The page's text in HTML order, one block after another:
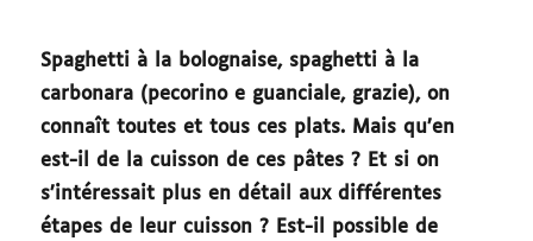
Spaghetti à la bolognaise, spaghetti à la
carbonara (pecorino e guanciale, grazie), on
connaît toutes et tous ces plats. Mais qu’en
est-il de la cuisson de ces pâtes ? Et si on
s’intéressait plus en détail aux différentes
étapes de leur cuisson ? Est-il possible de